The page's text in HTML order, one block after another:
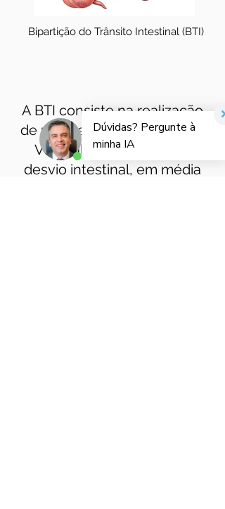
Bipartição do Trânsito Intestinal (BTI)
A BTI consiste na realização
de um Sleeve (Gastrectomia
Vertical), seguido de um
desvio intestinal, em média